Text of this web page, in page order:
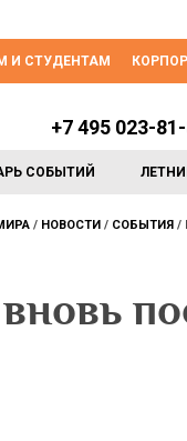
И СТУДЕНТАМ
СОБЫТИЙ
+7 495 023-
НОВОСТИ СОБЫТИЯ